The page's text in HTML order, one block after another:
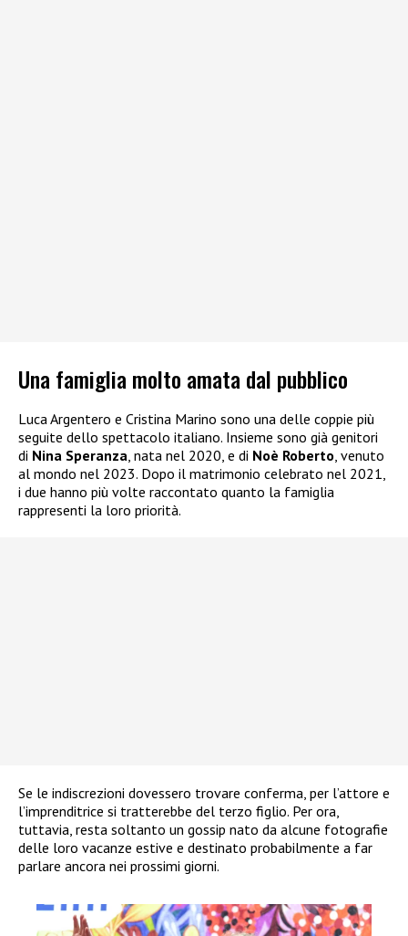
Una famiglia molto amata dal pubblico
Luca Argentero e Cristina Marino sono una delle coppie più
seguite dello spettacolo italiano. Insieme sono già genitori
di Nina Speranza, nata nel 2020, e di Noè Roberto, venuto
al mondo nel 2023. Dopo il matrimonio celebrato nel 2021,
i due hanno più volte raccontato quanto la famiglia
rappresenti la loro priorità.
Se le indiscrezioni dovessero trovare conferma, per l’attore e
l’imprenditrice si tratterebbe del terzo figlio. Per ora,
tuttavia, resta soltanto un gossip nato da alcune fotografie
delle loro vacanze estive e destinato probabilmente a far
parlare ancora nei prossimi giorni.